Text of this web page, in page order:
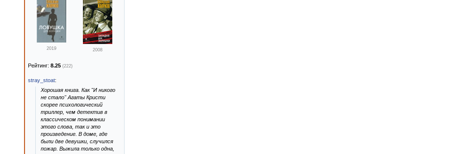
2019 2008
Рейтинг: 8.25 (222)
stray_stoat:
Хорошая книга. Как "И никого
не стало" Агаты Кристи
скорее психологический
триллер, чем детектив в
классическом понимании
этого слова, так и это
произведение. В доме, где
были две девушки, случился
пожар. Выжила только одна,